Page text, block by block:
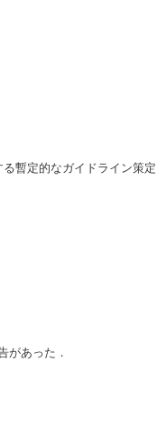
暫定的なガイドライン策
があった．